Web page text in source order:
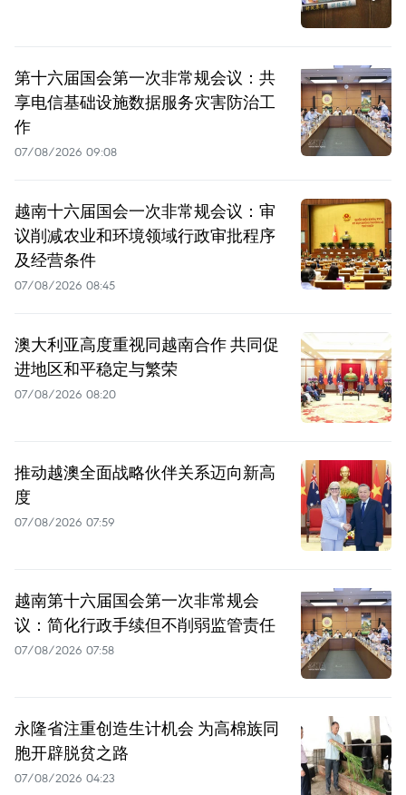
第十六届国会第一次非常规会议：共
享电信基础设施数据服务灾害防治工
作
07/08/2026 09:08
越南十六届国会一次非常规会议：审
议削减农业和环境领域行政审批程序
及经营条件
07/08/2026 08:45
澳大利亚高度重视同越南合作 共同促
进地区和平稳定与繁荣
07/08/2026 08:20
推动越澳全面战略伙伴关系迈向新高
度
07/08/2026 07:59
越南第十六届国会第一次非常规会
议：简化行政手续但不削弱监管责任
07/08/2026 07:58
永隆省注重创造生计机会 为高棉族同
胞开辟脱贫之路
07/08/2026 04:23